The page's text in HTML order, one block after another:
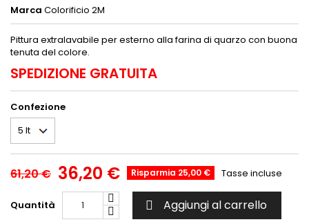
Marca Colorificio 2M
Pittura extralavabile per esterno alla farina di quarzo con buona
tenuta del colore.
SPEDIZIONE GRATUITA
Confezione
61,20 € 36,20 € Risparmia 25,00 € Tasse incluse
Quantità  Aggiungi al carrello